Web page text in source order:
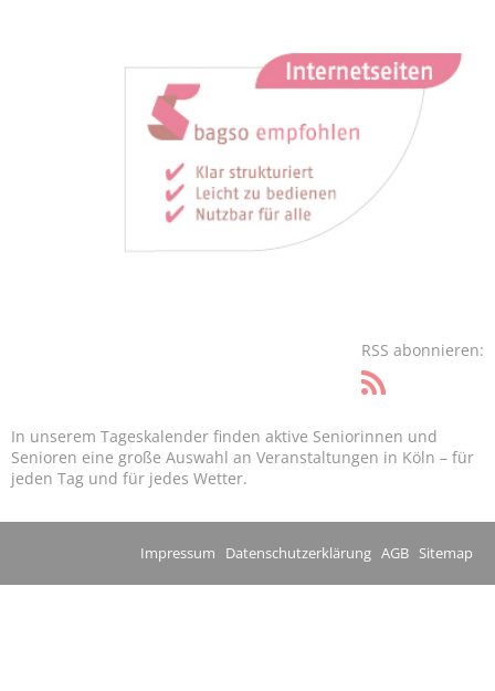
RSS abonnieren:
In unserem Tageskalender finden aktive Seniorinnen und
Senioren eine große Auswahl an Veranstaltungen in Köln – für
jeden Tag und für jedes Wetter.
Impressum Datenschutzerklärung AGB Sitemap